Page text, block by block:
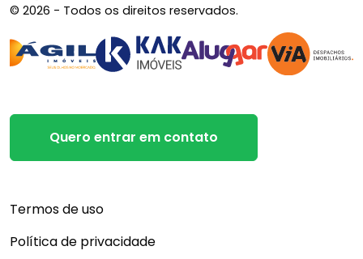
© 2026 - Todos os direitos reservados.
Quero entrar em contato
Termos de uso
Política de privacidade